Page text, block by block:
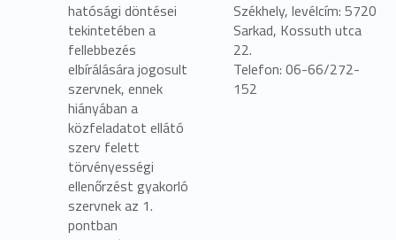
hatósági döntései
tekintetében a
fellebbezés
elbírálására jogosult
szervnek, ennek
hiányában a
közfeladatot ellátó
szerv felett
törvényességi
ellenőrzést gyakorló
szervnek az 1.
pontban
Székhely, levélcím: 5720
Sarkad, Kossuth utca
22.
Telefon: 06-66/272-
152